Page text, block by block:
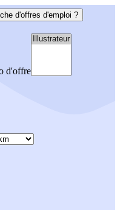
d'offres d'emploi ?
d'offre